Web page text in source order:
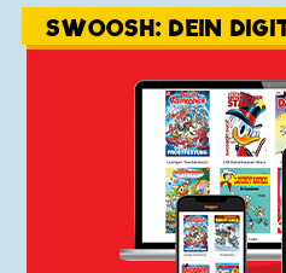
SWOOSH: DEIN